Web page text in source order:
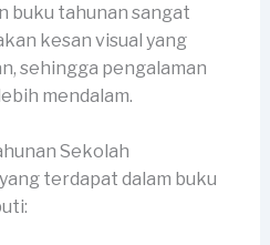
buku tahunan sangat
kesan visual yang
sehingga pengalaman
mendalam.
Sekolah
terdapat dalam buku